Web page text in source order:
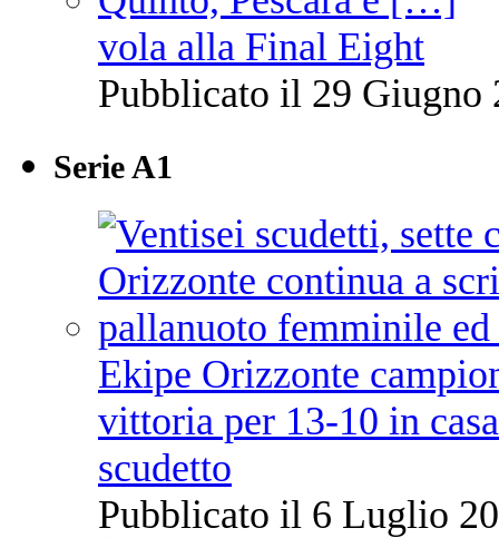
vola alla Final Eight
Pubblicato il 29 Giugno
Serie A1
Ekipe Orizzonte
vittoria per 13-10 in
scudetto
Pubblicato il 6 Luglio